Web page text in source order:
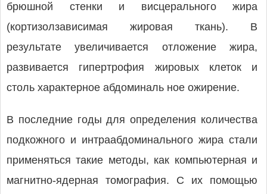
брюшной стенки и висцерального жира
(кортизолзависимая жировая ткань). В
результате увеличивается отложение жира,
развивается гипертрофия жировых клеток и
столь характерное абдоминаль ное ожирение.
В последние годы для определения количества
подкожного и интраабдоминального жира стали
применяться такие методы, как компьютерная и
магнитно-ядерная томография. С их помощью